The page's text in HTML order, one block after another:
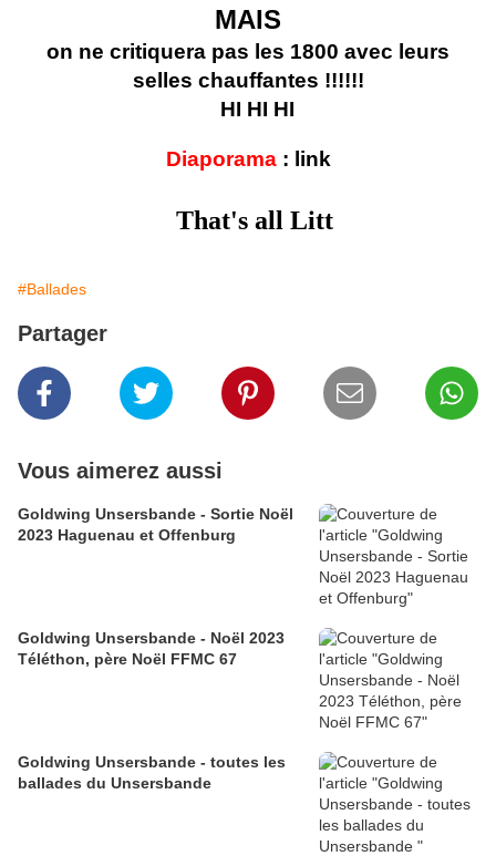
MAIS
on ne critiquera pas les 1800 avec leurs
selles chauffantes !!!!!!
HI HI HI
Diaporama: link
That's all Litt
#Ballades
Partager
Vous aimerez aussi
Goldwing Unsersbande - Sortie Noël
2023 Haguenau et Offenburg
Goldwing Unsersbande - Noël 2023
Téléthon, père Noël FFMC 67
Goldwing Unsersbande - toutes les
ballades du Unsersbande